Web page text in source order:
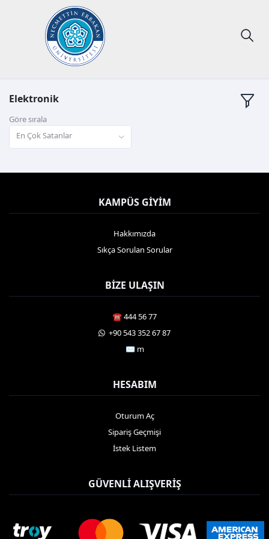
Elektronik
Göre sırala
En Çok Satanlar
KAMPÜS GIYIM
Hakkımızda
Sıkça Sorulan Sorular
BIZE ULAŞIN
☎️ 444 56 77
️ +90 543 352 67 87
✉️ m
HESABIM
Oturum Aç
Sipariş Geçmişi
İstek Listem
GÜVENLI ALIŞVERIŞ